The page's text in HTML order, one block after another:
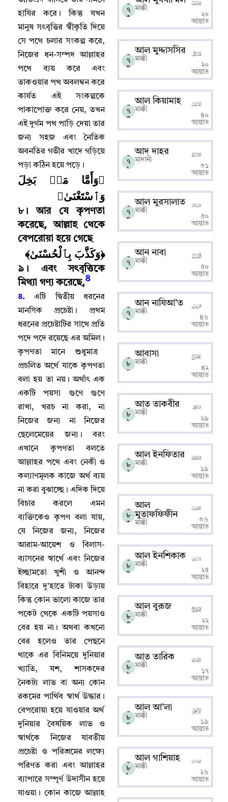
হাযির করে । কিন্তু যখন
মানুষ সৎবৃত্তির স্বীকৃতি দিয়ে
সে পথে চলার সংকল্প করে,
নিজের ধন-সম্পদ আল্লাহর
পথে ব্যয় করে এবং
তাকওয়ার পথ অবলম্বন করে
কার্যত এই সংকল্পকে
পাকাপোক্ত করে নেয়,তখন
এই দুর্গম পথ পাড়ি দেয়া তার
জন্য সহজ এবং নৈতিক
অবনতির গভীর খাদে গড়িয়ে
পড়া কঠিন হয়ে পড়ে ।
﴿وَأَمَّا مَنۢ بَخِلَ
وَٱسْتَغْنَىٰ﴾
৮।
আর যে কৃপণতা
করেছে,আল্লাহ‌ থেকে
বেপরোয়া হয়ে গেছে
﴿وَكَذَّبَ بِٱلْحُسْنَىٰ﴾
৯ ।
এবং সৎবৃত্তিকে
মিথ্যা গণ্য করেছে,৪
৪. এটি দ্বিতীয় ধরনের
মানসিক প্রচেষ্টা । প্রথম
ধরনের প্রচেষ্টাটির সাথে প্রতি
পদে পদে রয়েছে এর অমিল ।
কৃপণতা মানে শুধুমাত্র
প্রচলিত অর্থে যাকে কৃপণতা
বলা হয় তা নয়। অর্থাৎ এক
একটি পয়সা গুণে গুণে
রাখা,খরচ না করা,না
নিজের জন্য না নিজের
ছেলেমেয়ের জন্য । বরং
এখানে কৃপণতা বলতে
আল্লাহর পথে এবং নেকী ও
কল্যাণমূলক কাজে অর্থ ব্যয়
না করা বুঝাচ্ছে । এদিক দিয়ে
বিচার করলে এমন
ব্যক্তিকেও কৃপণ বলা যায়,
যে নিজের জন্য,নিজের
আরাম-আয়েশ ও বিলাস-
ব্যাসনের স্বার্থে এবং নিজের
ইচ্ছামতো খুশী ও আনন্দ
বিহারে দু’হাতে টাকা উড়ায়
কিন্তু কোন ভালো কাজে তার
পকেট থেকে একটি পয়সাও
বের হয় না । অথবা কখনো
বের হলেও তার পেছনে
থাকে এর বিনিময়ে দুনিয়ার
খ্যাতি,যশ,শাসকদের
নৈকট্য লাভ বা অন্য কোন
রকমের পার্থিব স্বার্থ উদ্ধার ।
বেপরোয়া হয়ে যাওয়ার অর্থ
দুনিয়ার বৈষয়িক লাভ ও
স্বার্থকে নিজের যাবতীয়
প্রচেষ্টা ও পরিশ্রমের লক্ষ্যে
পরিণত করা এবং আল্লাহর
ব্যাপারে সম্পূর্ণ উদাসীন হয়ে
যাওয়া । কোন কাজে আল্লাহ‌
০
৭
৩
মাক্কী
২০
আয়াত
০
৭
৪
আল মুদ্দাসসির
মাক্কী
২০
আয়াত
০
৭
৫
আল কিয়ামাহ
মাক্কী
৪০
আয়াত
০
৭
৬
আদ দাহর
মাদানী
৩১
আয়াত
০
৭
৭
আল মুরসালাত
মাক্কী
৫০
আয়াত
০
৭
৮
আন নাবা
মাক্কী
৫০
আয়াত
০
৭
৯
আন নাযিআ’ত
মাক্কী
৪৬
আয়াত
০
৮
০
আবাসা
মাক্কী
৪২
আয়াত
০
৮
১
আত তাকবীর
মাক্কী
২৯
আয়াত
০
৮
২
আল ইনফিতার
মাক্কী
১৯
আয়াত
০
৮
৩
আল
মুতাফফিফীন
মাক্কী
৩৬
আয়াত
০
৮
৪
আল ইনশিকাক
মাক্কী
২৫
আয়াত
০
৮
৫
আল বুরূজ
মাক্কী
২২
আয়াত
০
৮
৬
আত তারিক
মাক্কী
১৭
আয়াত
০
৮
৭
আল আ’লা
মাক্কী
১৯
আয়াত
০
৮
৮
আল গাশিয়াহ
মাক্কী
২৬
আয়াত